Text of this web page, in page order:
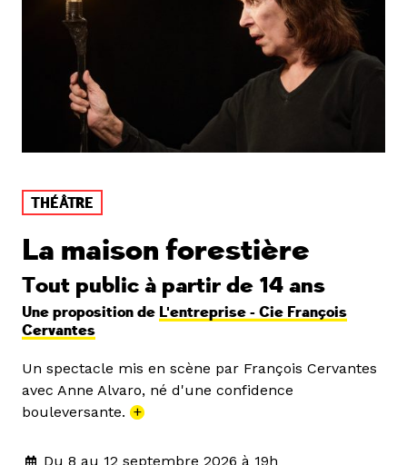
THÉÂTRE
La maison forestière
Tout public à partir de 14 ans
Une proposition de L'entreprise - Cie François
Cervantes
Un spectacle mis en scène par François Cervantes
avec Anne Alvaro, né d'une confidence
bouleversante. +
Du 8 au 12 septembre 2026 à 19h